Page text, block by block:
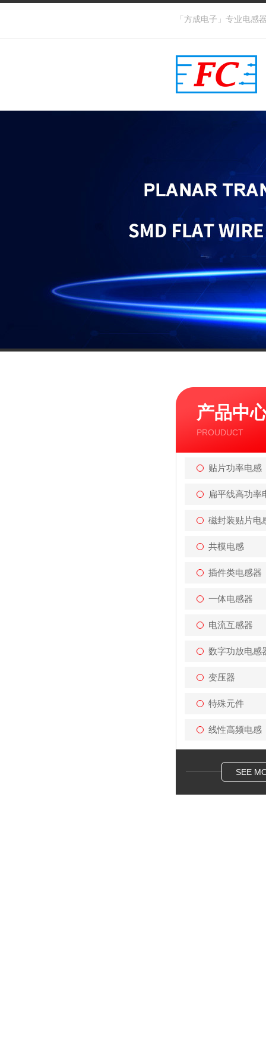
「方成电子」专业电感
产品中
PROUDUCT
贴片功率电感
扁平线高功率
磁封装贴片电
共模电感
插件类电感器
一体电感器
电流互感器
数字功放电感
变压器
特殊元件
线性高频电感
SEE